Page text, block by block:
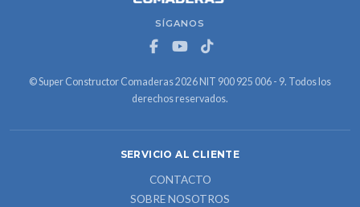
SÍGANOS
© Super Constructor Comaderas 2026 NIT 900 925 006 - 9. Todos los
derechos reservados.
SERVICIO AL CLIENTE
CONTACTO
SOBRE NOSOTROS